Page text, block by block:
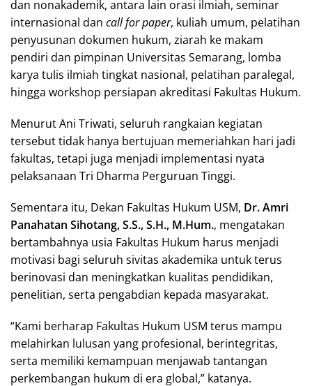
dan nonakademik, antara lain orasi ilmiah, seminar
internasional dan call for paper, kuliah umum, pelatihan
penyusunan dokumen hukum, ziarah ke makam
pendiri dan pimpinan Universitas Semarang, lomba
karya tulis ilmiah tingkat nasional, pelatihan paralegal,
hingga workshop persiapan akreditasi Fakultas Hukum.
Menurut Ani Triwati, seluruh rangkaian kegiatan
tersebut tidak hanya bertujuan memeriahkan hari jadi
fakultas, tetapi juga menjadi implementasi nyata
pelaksanaan Tri Dharma Perguruan Tinggi.
Sementara itu, Dekan Fakultas Hukum USM, Dr. Amri
Panahatan Sihotang, S.S., S.H., M.Hum., mengatakan
bertambahnya usia Fakultas Hukum harus menjadi
motivasi bagi seluruh sivitas akademika untuk terus
berinovasi dan meningkatkan kualitas pendidikan,
penelitian, serta pengabdian kepada masyarakat.
“Kami berharap Fakultas Hukum USM terus mampu
melahirkan lulusan yang profesional, berintegritas,
serta memiliki kemampuan menjawab tantangan
perkembangan hukum di era global,” katanya.